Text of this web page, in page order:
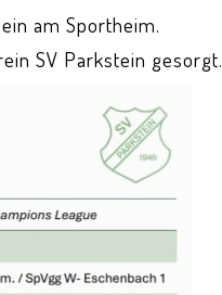
am Sportheim.
SV Parkstein gesorgt.